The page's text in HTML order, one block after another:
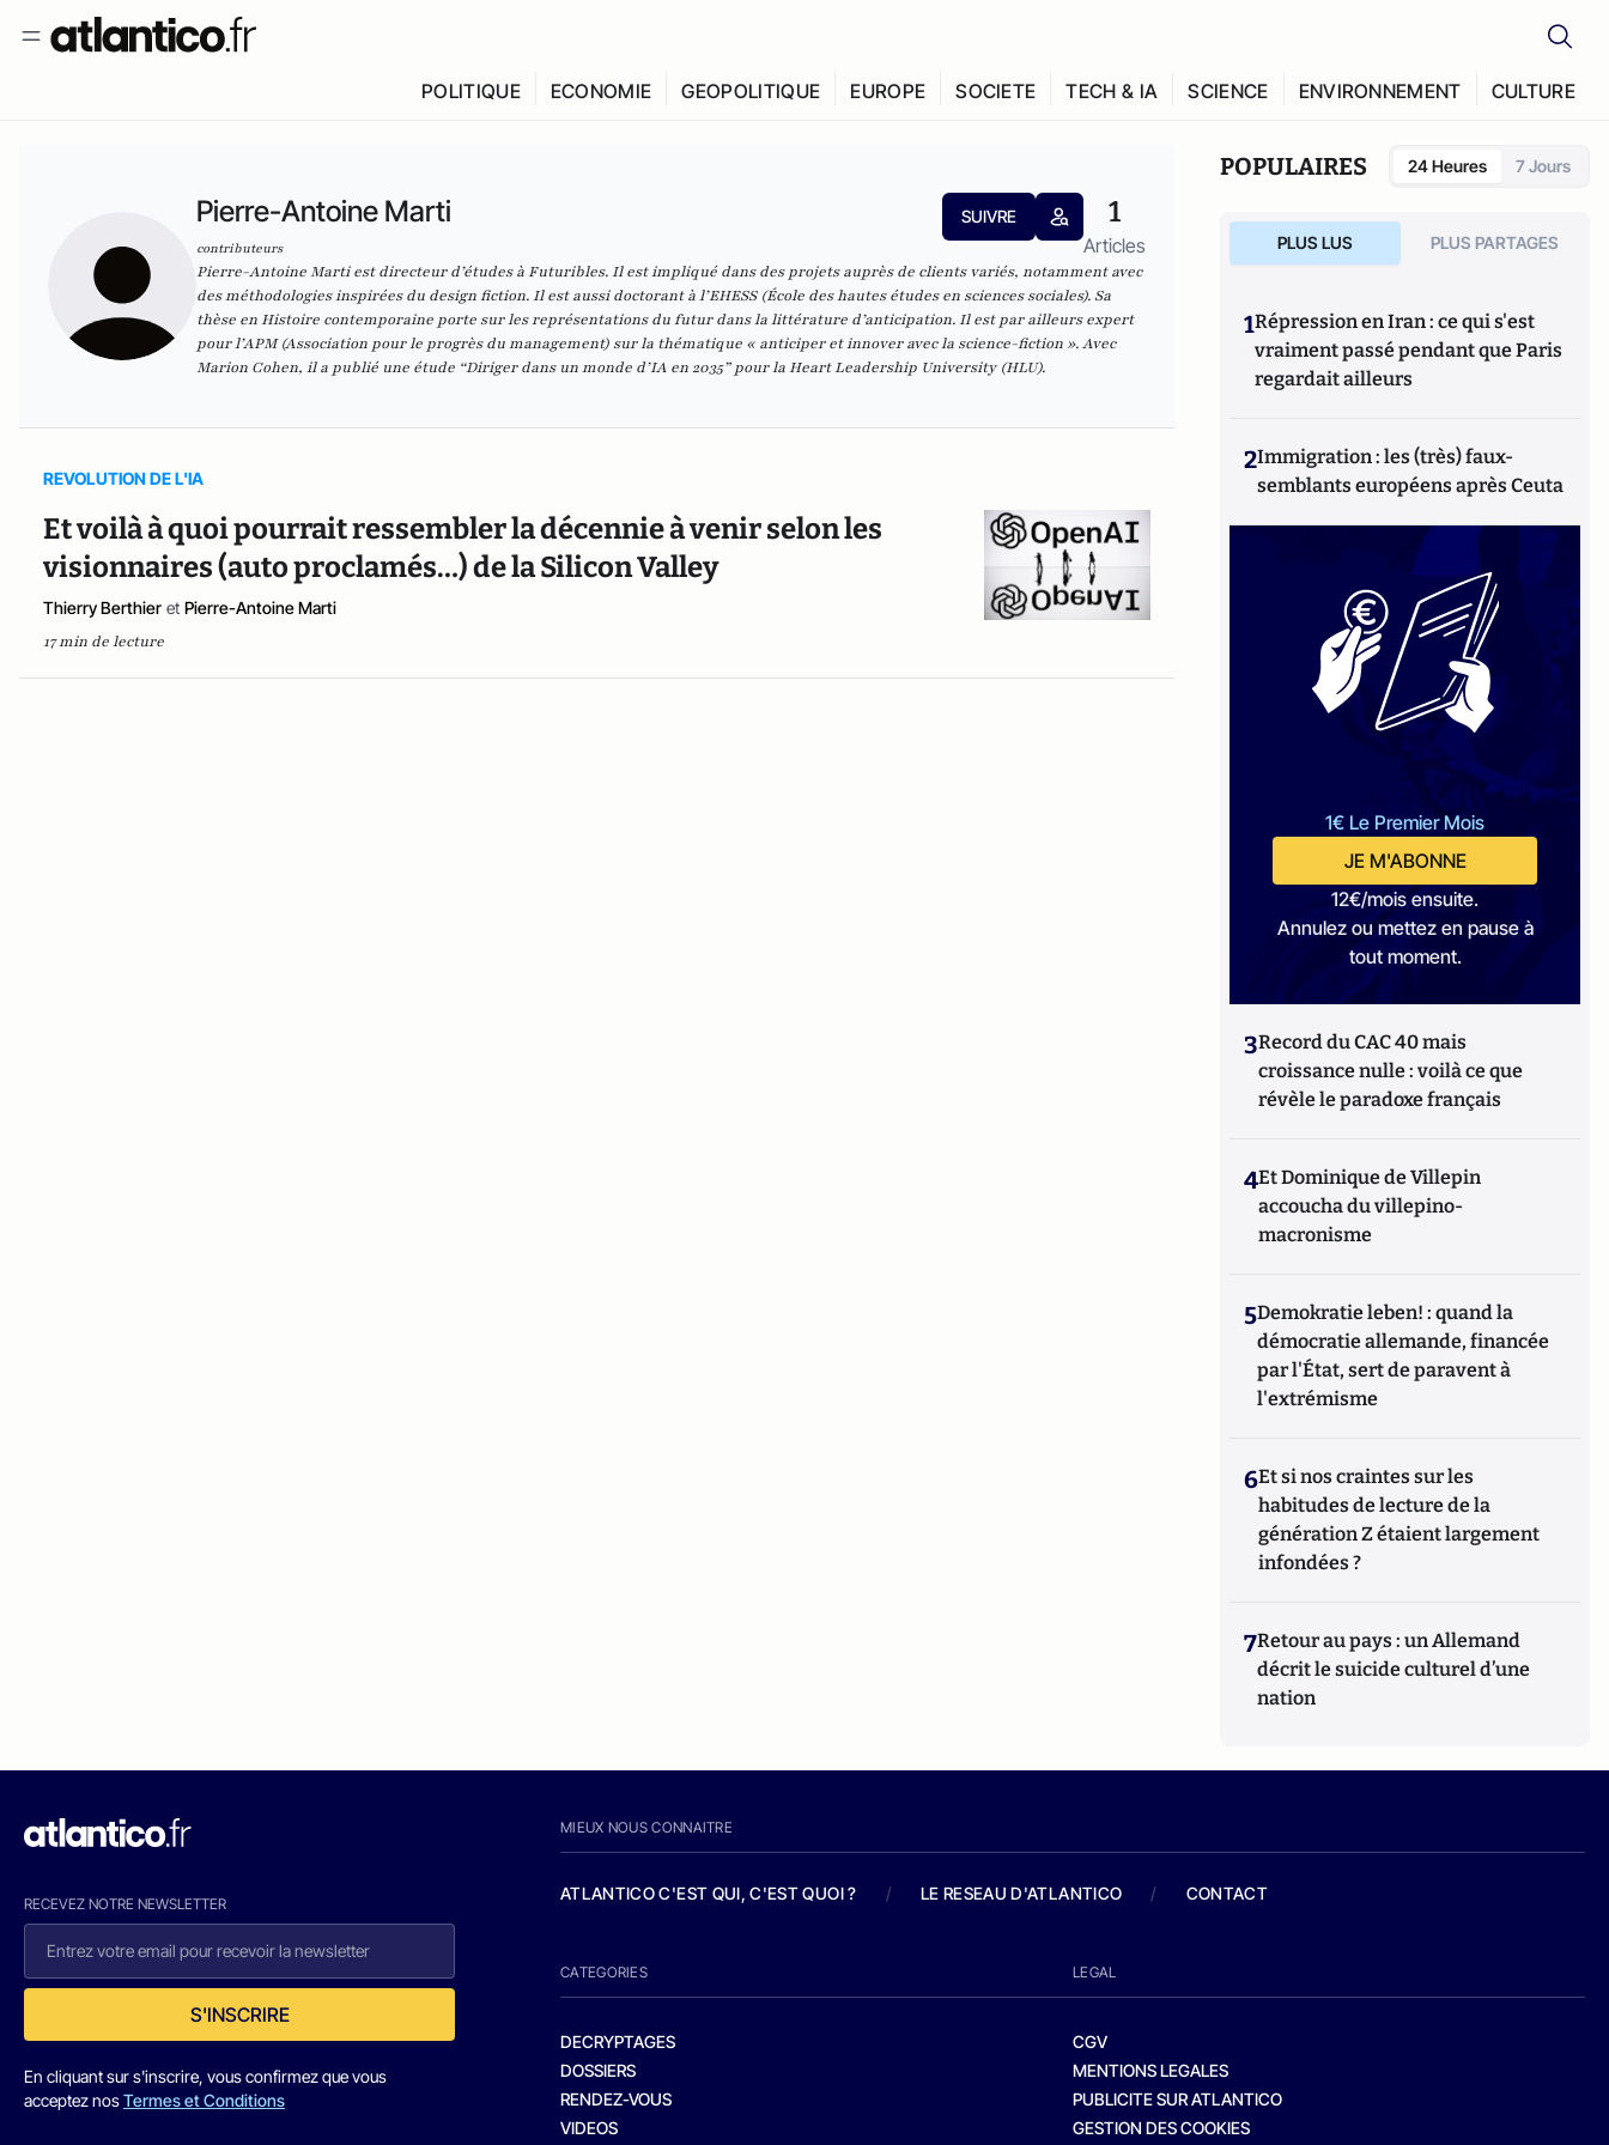
POLITIQUE ECONOMIE GEOPOLITIQUE EUROPE SOCIETE TECH & IA SCIENCE ENVIRONNEMENT CULTURE
Pierre-Antoine Marti
contributeurs
SUIVRE 1
Articles
Pierre-Antoine Marti est directeur d’études à Futuribles. Il est impliqué dans des projets auprès de clients variés, notamment avec
des méthodologies inspirées du design fiction. Il est aussi doctorant à l’EHESS (École des hautes études en sciences sociales). Sa
thèse en Histoire contemporaine porte sur les représentations du futur dans la littérature d’anticipation. Il est par ailleurs expert
pour l’APM (Association pour le progrès du management) sur la thématique « anticiper et innover avec la science-fiction ». Avec
Marion Cohen, il a publié une étude “Diriger dans un monde d’IA en 2035” pour la Heart Leadership University (HLU).
REVOLUTION DE L'IA
Et voilà à quoi pourrait ressembler la décennie à venir selon les
visionnaires (auto proclamés…) de la Silicon Valley
Thierry Berthier et Pierre-Antoine Marti
17 min de lecture
POPULAIRES 24 Heures 7 Jours
PLUS LUS PLUS PARTAGES
1Répression en Iran : ce qui s'est
vraiment passé pendant que Paris
regardait ailleurs
2Immigration : les (très) faux-
semblants européens après Ceuta
1€ Le Premier Mois
JE M'ABONNE
12€/mois ensuite.
Annulez ou mettez en pause à
tout moment.
3Record du CAC 40 mais
croissance nulle : voilà ce que
révèle le paradoxe français
4Et Dominique de Villepin
accoucha du villepino-
macronisme
5Demokratie leben! : quand la
démocratie allemande, financée
par l'État, sert de paravent à
l'extrémisme
6Et si nos craintes sur les
habitudes de lecture de la
génération Z étaient largement
infondées ?
7Retour au pays : un Allemand
décrit le suicide culturel d’une
nation
RECEVEZ NOTRE NEWSLETTER
S'INSCRIRE
En cliquant sur s'inscrire, vous confirmez que vous
acceptez nosTermes et Conditions
MIEUX NOUS CONNAITRE
ATLANTICO C'EST QUI, C'EST QUOI ? / LE RESEAU D'ATLANTICO / CONTACT
CATEGORIES
DECRYPTAGES
DOSSIERS
RENDEZ-VOUS
VIDEOS
LEGAL
CGV
MENTIONS LEGALES
PUBLICITE SUR ATLANTICO
GESTION DES COOKIES